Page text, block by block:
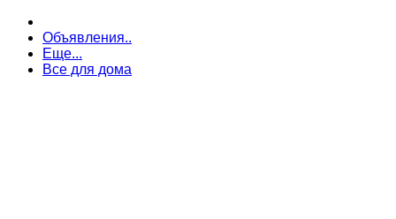
Объявления..
Еще...
Все для дома